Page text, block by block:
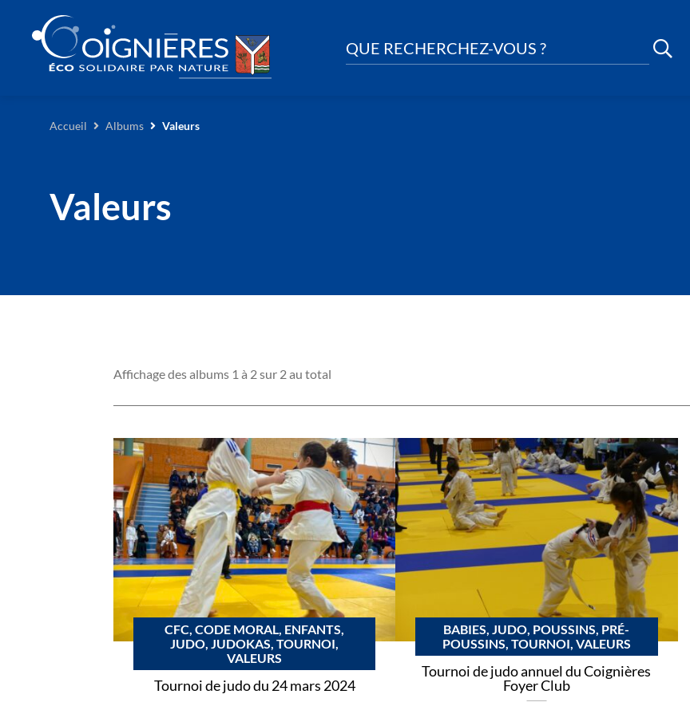
QUE RECHERCHEZ-VOUS ?
Accueil Albums Valeurs
Valeurs
Affichage des albums 1 à 2 sur 2 au total
CFC, CODE MORAL, ENFANTS,
JUDO, JUDOKAS, TOURNOI,
VALEURS
Tournoi de judo du 24 mars 2024
BABIES, JUDO, POUSSINS, PRÉ-
POUSSINS, TOURNOI, VALEURS
Tournoi de judo annuel du Coignières
Foyer Club